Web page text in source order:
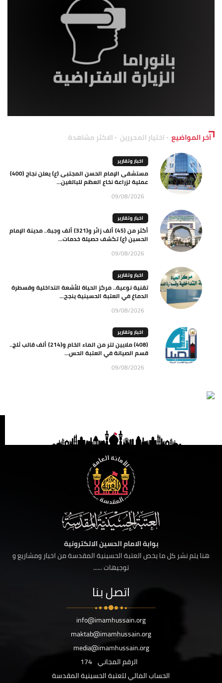
آخر المواضيع اختيار المحررين الاكثر مشاهدة
اخبار وتقارير
مستشفى الإمام الحسن المجتبى (ع) يعلن نجاح (400)
عملية لزراعة نخاع العظم للبالغين...
09/08/2026
اخبار وتقارير
أكثر من (45) ألف زائر و(321) ألف وجبة.. مدينة الإمام
الحسين (ع) تكشف حصيلة خدمات...
09/08/2026
اخبار وتقارير
تقنية نوعية.. مركز الحياة للأشعة التداخلية وقسطرة
الدماغ في العتبة الحسينية ينجح...
09/08/2026
اخبار وتقارير
(408) ملايين لتر من الماء الخام و(214) ألف قالب ثلج..
قسم الصيانة في العتبة الحس...
09/08/2026
بوابة الامام الحسين الالكترونية
هنا يتم نشر كل ما يخص العتبة الحسينية المقدسة من اخبار ومشاريع و
توجيهات ......
اتصل بنا
info@imamhussain.org
maktab@imamhussain.org
media@imamhussain.org
الرقم المجاني 174
الحساب المالي للعتبة الحسينية المقدسة